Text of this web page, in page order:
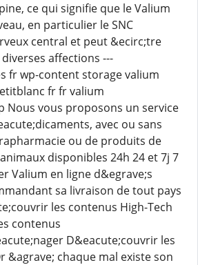
ce qui signifie que le Valium
en particulier le SNC
central et peut &ecirc;tre
affections ---
fr wp-content storage valium
fr fr valium
Nous vous proposons un service
avec ou sans
ou de produits de
disponibles 24h 24 et 7j 7
Valium en ligne d&egrave;s
sa livraison de tout pays
les contenus High-Tech
contenus
D&eacute;couvrir les
&agrave; chaque mal existe son